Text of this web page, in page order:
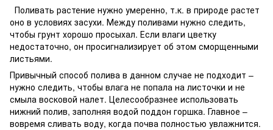
Поливать растение нужно умеренно, т.к. в природе растет
оно в условиях засухи. Между поливами нужно следить,
чтобы грунт хорошо просыхал. Если влаги цветку
недостаточно, он просигнализирует об этом сморщенными
листьями.
Привычный способ полива в данном случае не подходит –
нужно следить, чтобы влага не попала на листочки и не
смыла восковой налет. Целесообразнее использовать
нижний полив, заполняя водой поддон горшка. Главное –
вовремя сливать воду, когда почва полностью увлажнится.